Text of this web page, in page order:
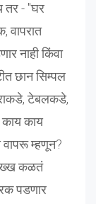
तर - "घर
वापरात
नाही किंवा
छान सिम्पल
टेबलकडे,
काय
म्हणून?
कळतं
पडणार